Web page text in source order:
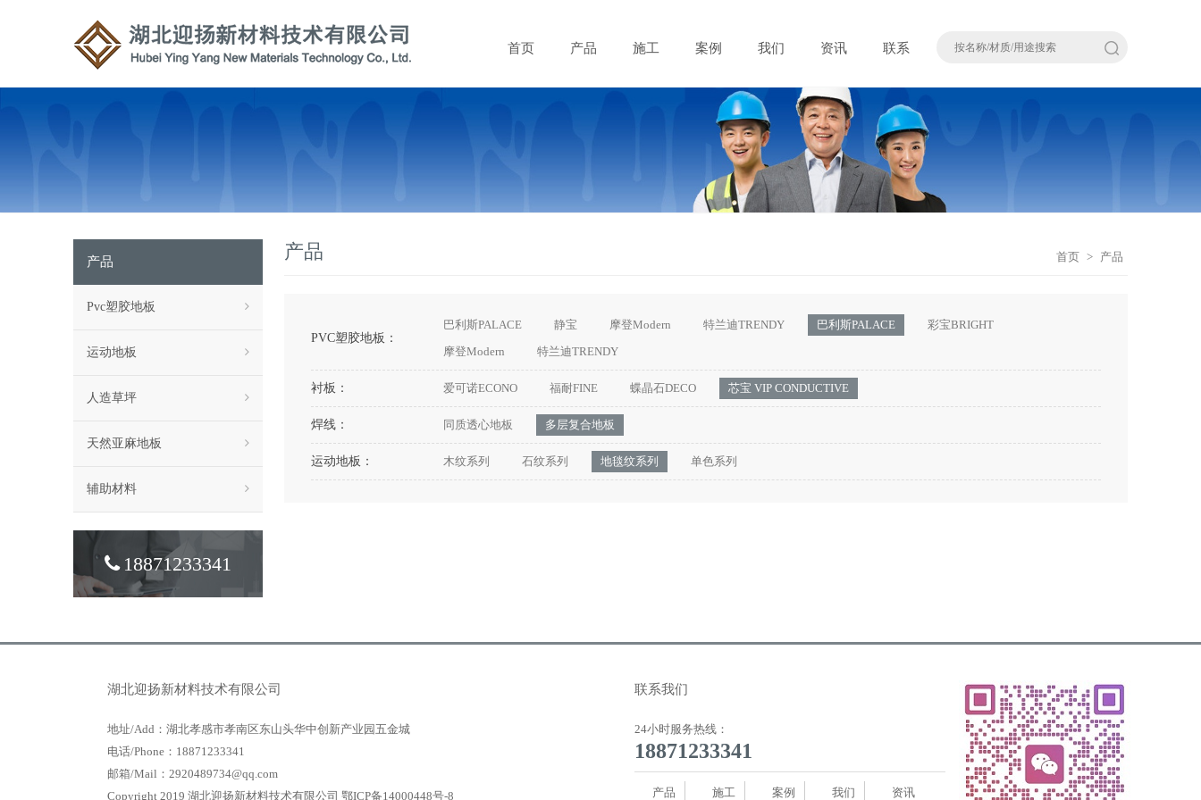
首页 产品 施工 案例 我们 资讯 联系
产品
Pvc塑胶地板
运动地板
人造草坪
天然亚麻地板
辅助材料
18871233341
产品 首页 > 产品
PVC塑胶地板：
巴利斯PALACE 静宝 摩登Modern 特兰迪TRENDY 巴利斯PALACE
彩宝BRIGHT
摩登Modern
特兰迪TRENDY
衬板： 爱可诺ECONO 福耐FINE 蝶晶石DECO 芯宝 VIP CONDUCTIVE
焊线： 同质透心地板 多层复合地板
运动地板： 木纹系列 石纹系列 地毯纹系列 单色系列
湖北迎扬新材料技术有限公司
地址/Add：湖北孝感市孝南区东山头华中创新产业园五金城
电话/Phone：18871233341
邮箱/Mail：2920489734@qq.com
Copyright 2019 湖北迎扬新材料技术有限公司 鄂ICP备14000448号-8
联系我们
24小时服务热线：
18871233341
产品 施工 案例 我们 资讯